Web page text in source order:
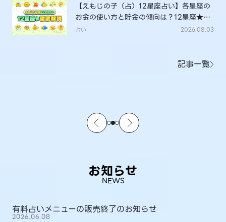
【えもじの子（占）12星座占い】各星座の
お金の使い方と貯金の傾向は？12星座★徹
底解説
占い 2026.08.03
記事一覧
お知らせ
NEWS
有料占いメニューの販売終了のお知らせ
2026.06.08